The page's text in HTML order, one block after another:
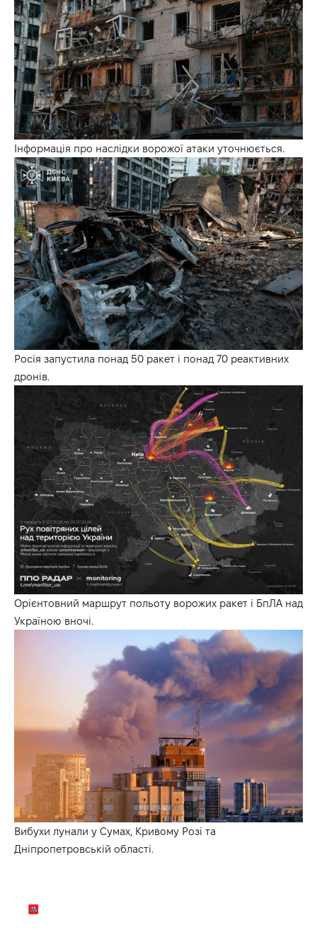
Інформація про наслідки ворожої атаки уточнюється.
Росія запустила понад 50 ракет і понад 70 реактивних
дронів.
Орієнтовний маршрут польоту ворожих ракет і БпЛА над
Україною вночі.
Вибухи лунали у Сумах, Кривому Розі та
Дніпропетровській області.